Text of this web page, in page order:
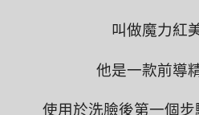
叫做魔力紅
他是一款前導
使用於洗臉後第一個步